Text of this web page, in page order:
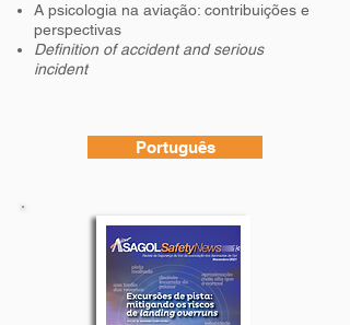
A psicologia na aviação: contribuições e
perspectivas
Definition of accident and serious
incident
Português